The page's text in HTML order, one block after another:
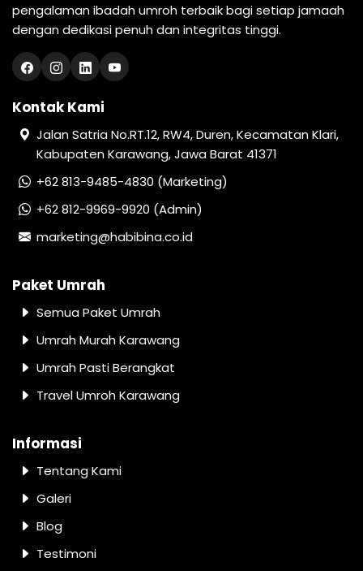
pengalaman ibadah umroh terbaik bagi setiap jamaah
dengan dedikasi penuh dan integritas tinggi.
Kontak Kami
Jalan Satria No.RT.12, RW4, Duren, Kecamatan Klari,
Kabupaten Karawang, Jawa Barat 41371
+62 813-9485-4830 (Marketing)
+62 812-9969-9920 (Admin)
marketing@habibina.co.id
Paket Umrah
Semua Paket Umrah
Umrah Murah Karawang
Umrah Pasti Berangkat
Travel Umroh Karawang
Informasi
Tentang Kami
Galeri
Blog
Testimoni